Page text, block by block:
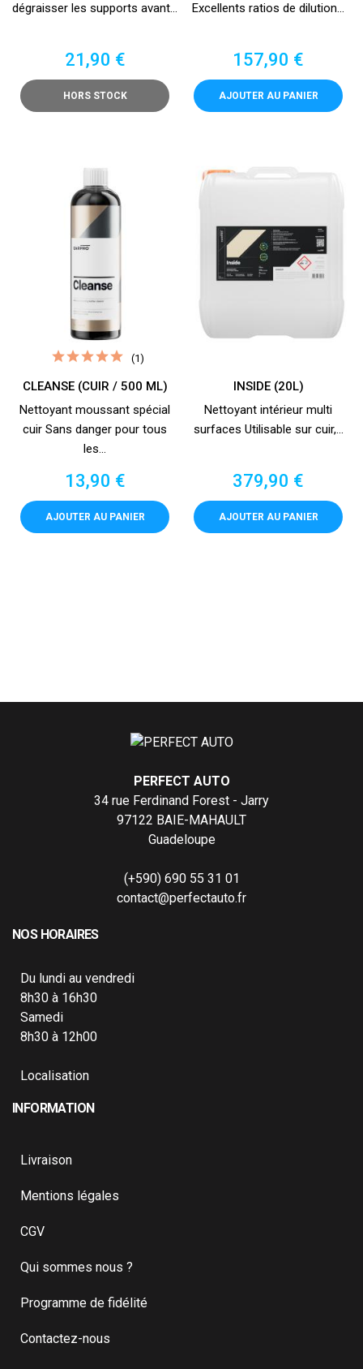
dégraisser les supports avant...
Prix
21,90 €
HORS STOCK
Excellents ratios de dilution...
Prix
157,90 €
AJOUTER AU PANIER
(1)
CLEANSE (CUIR / 500 ML)
Nettoyant moussant spécial
cuir Sans danger pour tous
les...
Prix
13,90 €
AJOUTER AU PANIER
INSIDE (20L)
Nettoyant intérieur multi
surfaces Utilisable sur cuir,...
Prix
379,90 €
AJOUTER AU PANIER
PERFECT AUTO
34 rue Ferdinand Forest - Jarry
97122 BAIE-MAHAULT
Guadeloupe
(+590) 690 55 31 01
contact@perfectauto.fr
NOS HORAIRES
Du lundi au vendredi
8h30 à 16h30
Samedi
8h30 à 12h00
Localisation
INFORMATION
Livraison
Mentions légales
CGV
Qui sommes nous ?
Programme de fidélité
Contactez-nous